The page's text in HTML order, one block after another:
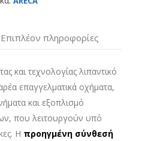
Επιπλέον πληροφορίες
και τεχνολογίας λιπαντικό
επαγγελματικά οχήματα,
και εξοπλισμό
που λειτουργούν υπό
Η προηγμένη σύνθεσή